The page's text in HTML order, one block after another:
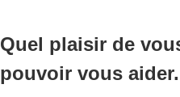
Quel plaisir de
pouvoir vous aider.